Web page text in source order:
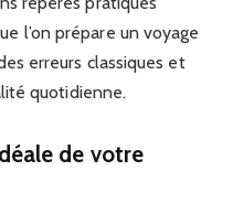
l’on prépare un voyage
erreurs classiques et
quotidienne.
de votre